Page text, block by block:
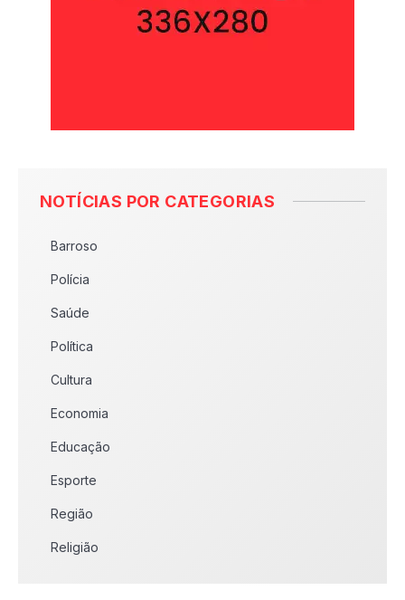
NOTÍCIAS POR CATEGORIAS
Barroso
Polícia
Saúde
Política
Cultura
Economia
Educação
Esporte
Região
Religião